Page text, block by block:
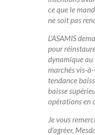
ce que le
ne soit pas
L'ASAMIS
pour
dynamique au
marchés vis-
tendance
baisse
opérations en
Je vous
d'agréer,